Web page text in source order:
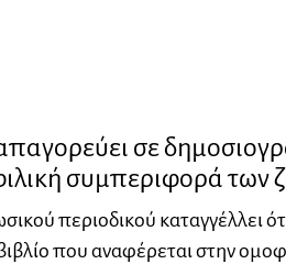
σε
συμπεριφορά των
περιοδικού καταγγέλλει
βιβλίο που αναφέρεται στην